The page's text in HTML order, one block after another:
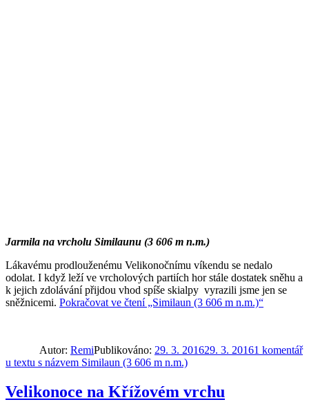
Jarmila na vrcholu Similaunu (3 606 m n.m.)
Lákavému prodlouženému Velikonočnímu víkendu se nedalo
odolat. I když leží ve vrcholových partiích hor stále dostatek sněhu a
k jejich zdolávání přijdou vhod spíše skialpy vyrazili jsme jen se
sněžnicemi. Pokračovat ve čtení„Similaun (3 606 m n.m.)“
Autor: RemiPublikováno: 29. 3. 201629. 3. 20161 komentář
u textu s názvem Similaun (3 606 m n.m.)
Velikonoce na Křížovém vrchu